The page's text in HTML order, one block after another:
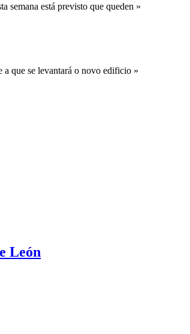
semana está previsto que queden »
que se levantará o novo edificio »
León